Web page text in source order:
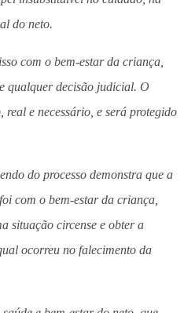
do neto.
com o bem-estar da criança,
qualquer decisão judicial. O
real e necessário, e será protegido
do processo demonstra que a
com o bem-estar da criança,
situação circense e obter a
ocorreu no falecimento da